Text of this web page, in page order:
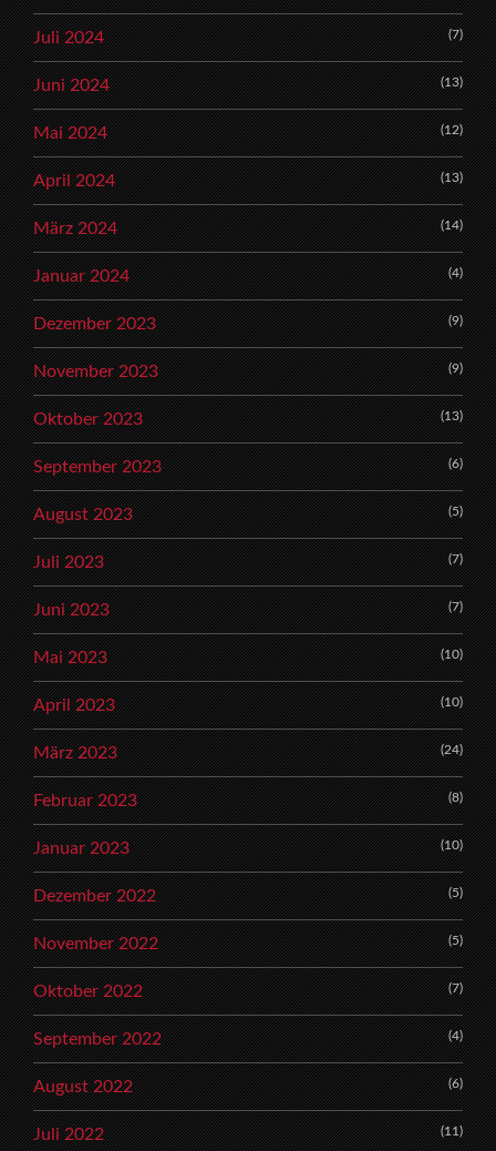
Juli 2024 (7)
Juni 2024 (13)
Mai 2024 (12)
April 2024 (13)
März 2024 (14)
Januar 2024 (4)
Dezember 2023 (9)
November 2023 (9)
Oktober 2023 (13)
September 2023 (6)
August 2023 (5)
Juli 2023 (7)
Juni 2023 (7)
Mai 2023 (10)
April 2023 (10)
März 2023 (24)
Februar 2023 (8)
Januar 2023 (10)
Dezember 2022 (5)
November 2022 (5)
Oktober 2022 (7)
September 2022 (4)
August 2022 (6)
Juli 2022 (11)